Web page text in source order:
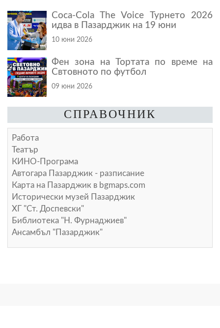
Coca-Cola The Voice Турнето 2026
идва в Пазарджик на 19 юни
10 юни 2026
Фен зона на Тортата по време на
Свтовното по футбол
09 юни 2026
СПРАВОЧНИК
Работа
Театър
КИНО-Програма
Автогара Пазарджик - разписание
Карта на Пазарджик в bgmaps.com
Исторически музей Пазарджик
ХГ "Ст. Доспевски"
Библиотека "Н. Фурнаджиев"
Ансамбъл "Пазарджик"